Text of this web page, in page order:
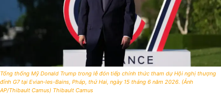
Tổng thống Mỹ Donald Trump trong lễ đón tiếp chính thức tham dự Hội nghị thượng
đỉnh G7 tại Evian-les-Bains, Pháp, thứ Hai, ngày 15 tháng 6 năm 2026. (Ảnh
AP/Thibault Camus) Thibault Camus